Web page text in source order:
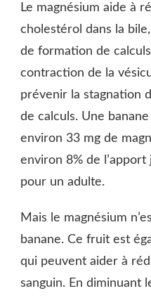
Le magnésium aide à
cholestérol dans la
de formation de
contraction de la
prévenir la stagnation
de calculs. Une
environ 33 mg de
environ 8% de
pour un adulte.
Mais le magnésium
banane. Ce fruit est
qui peuvent aider à
sanguin. En diminuant